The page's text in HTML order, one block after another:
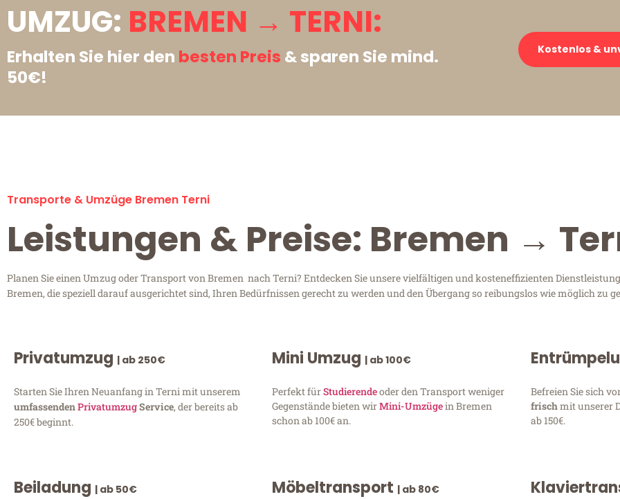
UMZUG: BREMEN → TERNI:
Erhalten Sie hier den besten Preis & sparen Sie mind.
50€!
Kostenlos &
Transporte & Umzüge Bremen Terni
Leistungen & Preise: Bremen →
Planen Sie einen Umzug oder Transport von Bremen nach Terni? Entdecken Sie unsere vielfältigen und kosteneffizienten
Bremen, die speziell darauf ausgerichtet sind, Ihren Bedürfnissen gerecht zu werden und den Übergang so reibungslos wie möglich zu
Privatumzug | ab 250€
Starten Sie Ihren Neuanfang in Terni mit unserem
umfassendenPrivatumzugService, der bereits ab
250€ beginnt.
Mini Umzug | ab 100€
Perfekt fürStudierendeoder den Transport weniger
Gegenstände bieten wirMini-Umzügein Bremen
schon ab 100€ an.
Befreien Sie sich
frischmit unserer
ab 150€.
Beiladung | ab 50€ Möbeltransport | ab 80€